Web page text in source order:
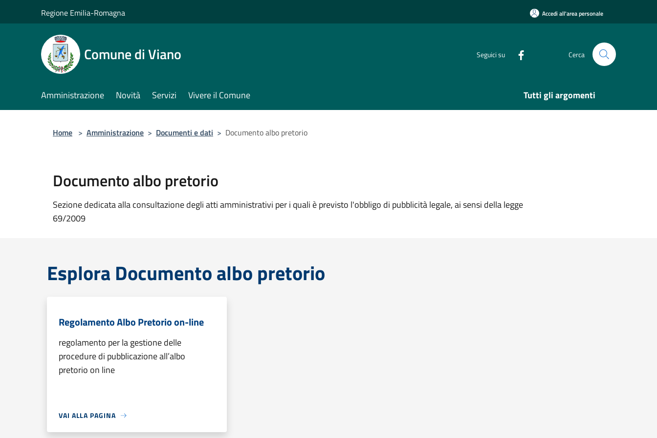
Regione Emilia-Romagna Accedi all'area personale
Comune di Viano Seguici su Cerca
Amministrazione Novità Servizi Vivere il Comune Tutti gli argomenti
Home > Amministrazione > Documenti e dati > Documento albo pretorio
Documento albo pretorio
Sezione dedicata alla consultazione degli atti amministrativi per i quali è previsto l'obbligo di pubblicità legale, ai sensi della legge
69/2009
Esplora Documento albo pretorio
Regolamento Albo Pretorio on-line
regolamento per la gestione delle
procedure di pubblicazione all’albo
pretorio on line
VAI ALLA PAGINA